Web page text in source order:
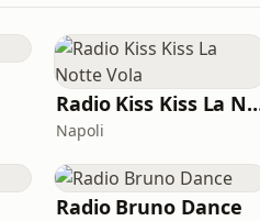
Radio Kiss
Napoli
Radio Bruno Dance